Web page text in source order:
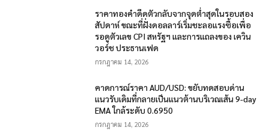
ราคาทองคำดีดตัวกลับจากจุดต่ำสุดในรอบสอง
สัปดาห์ ขณะที่ฝั่งดอลลาร์เริ่มชะลอแรงซื้อเพื่อ
รอดูตัวเลข CPI สหรัฐฯ และการแถลงของ เควิน
วอร์ช ประธานเฟด
กรกฎาคม 14, 2026
คาดการณ์ราคา AUD/USD: ขยับทดสอบด่าน
แนวรับเดิมที่กลายเป็นแนวต้านบริเวณเส้น 9-day
EMA ใกล้ระดับ 0.6950
กรกฎาคม 14, 2026